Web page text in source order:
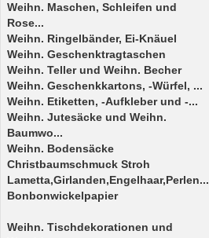
Weihn. Maschen, Schleifen und
Rose...
Weihn. Ringelbänder, Ei-Knäuel
Weihn. Geschenktragtaschen
Weihn. Teller und Weihn. Becher
Weihn. Geschenkkartons, -Würfel, ...
Weihn. Etiketten, -Aufkleber und -...
Weihn. Jutesäcke und Weihn.
Baumwo...
Weihn. Bodensäcke
Christbaumschmuck Stroh
Lametta,Girlanden,Engelhaar,Perlen...
Bonbonwickelpapier
Weihn. Tischdekorationen und